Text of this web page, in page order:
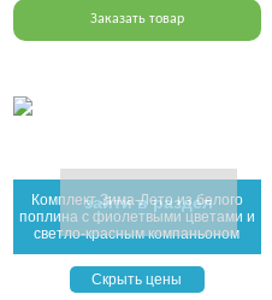
Заказать товар
Комплект Зима-Лето из белого
поплина с фиолетвыми цветами и
светло-красным компаньоном
зайти в раздел
Скрыть цены